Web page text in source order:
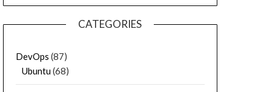
CATEGORIES
DevOps (87)
Ubuntu(68)